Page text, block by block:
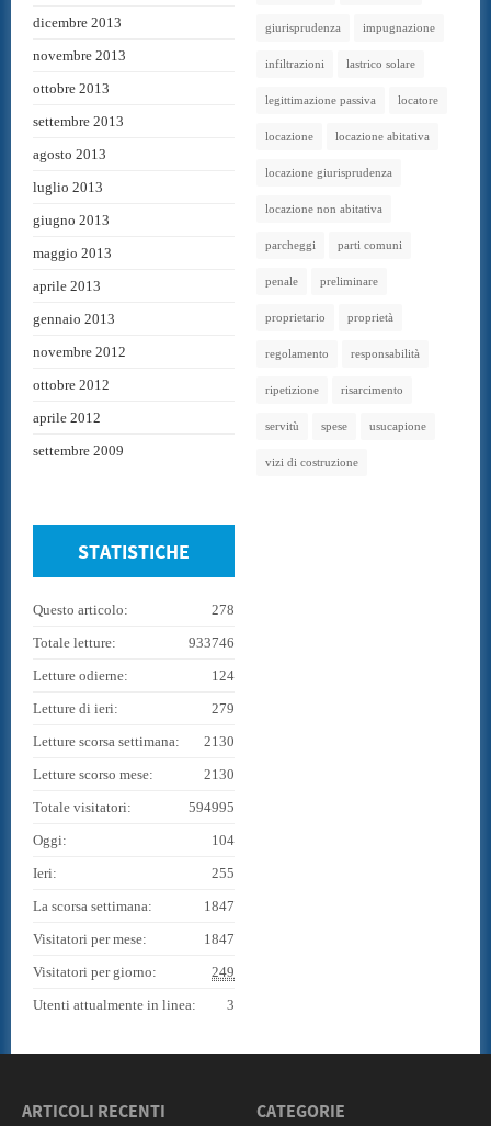
dicembre 2013
novembre 2013
ottobre 2013
settembre 2013
agosto 2013
luglio 2013
giugno 2013
maggio 2013
aprile 2013
gennaio 2013
novembre 2012
ottobre 2012
aprile 2012
settembre 2009
giurisprudenza impugnazione
infiltrazioni lastrico solare
legittimazione passiva locatore
locazione locazione abitativa
locazione giurisprudenza
locazione non abitativa
parcheggi parti comuni
penale preliminare
proprietario proprietà
regolamento responsabilità
ripetizione risarcimento
servitù spese usucapione
vizi di costruzione
STATISTICHE
278
Questo articolo:
933746
Totale letture:
124
Letture odierne:
279
Letture di ieri:
2130
Letture scorsa settimana:
2130
Letture scorso mese:
594995
Totale visitatori:
104
Oggi:
255
Ieri:
1847
La scorsa settimana:
1847
Visitatori per mese:
249
Visitatori per giorno:
3
Utenti attualmente in linea:
ARTICOLI RECENTI CATEGORIE